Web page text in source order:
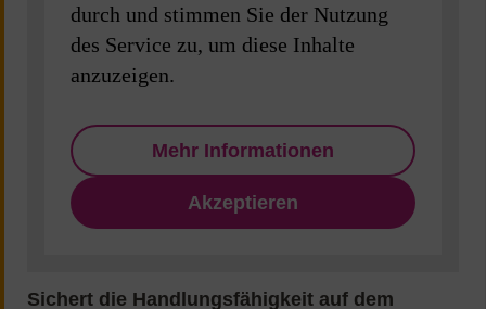
durch und stimmen Sie der Nutzung
des Service zu, um diese Inhalte
anzuzeigen.
Mehr Informationen
Akzeptieren